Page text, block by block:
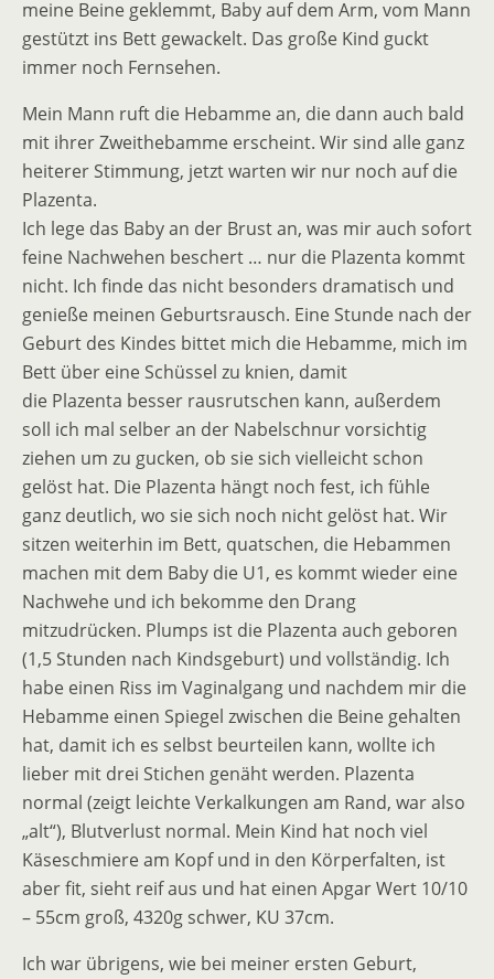
meine Beine geklemmt, Baby auf dem Arm, vom Mann
gestützt ins Bett gewackelt. Das große Kind guckt
immer noch Fernsehen.
Mein Mann ruft die Hebamme an, die dann auch bald
mit ihrer Zweithebamme erscheint. Wir sind alle ganz
heiterer Stimmung, jetzt warten wir nur noch auf die
Plazenta.
Ich lege das Baby an der Brust an, was mir auch sofort
feine Nachwehen beschert … nur die Plazenta kommt
nicht. Ich finde das nicht besonders dramatisch und
genieße meinen Geburtsrausch. Eine Stunde nach der
Geburt des Kindes bittet mich die Hebamme, mich im
Bett über eine Schüssel zu knien, damit
die Plazenta besser rausrutschen kann, außerdem
soll ich mal selber an der Nabelschnur vorsichtig
ziehen um zu gucken, ob sie sich vielleicht schon
gelöst hat. Die Plazenta hängt noch fest, ich fühle
ganz deutlich, wo sie sich noch nicht gelöst hat. Wir
sitzen weiterhin im Bett, quatschen, die Hebammen
machen mit dem Baby die U1, es kommt wieder eine
Nachwehe und ich bekomme den Drang
mitzudrücken. Plumps ist die Plazenta auch geboren
(1,5 Stunden nach Kindsgeburt) und vollständig. Ich
habe einen Riss im Vaginalgang und nachdem mir die
Hebamme einen Spiegel zwischen die Beine gehalten
hat, damit ich es selbst beurteilen kann, wollte ich
lieber mit drei Stichen genäht werden. Plazenta
normal (zeigt leichte Verkalkungen am Rand, war also
„alt“), Blutverlust normal. Mein Kind hat noch viel
Käseschmiere am Kopf und in den Körperfalten, ist
aber fit, sieht reif aus und hat einen Apgar Wert 10/10
– 55cm groß, 4320g schwer, KU 37cm.
Ich war übrigens, wie bei meiner ersten Geburt,